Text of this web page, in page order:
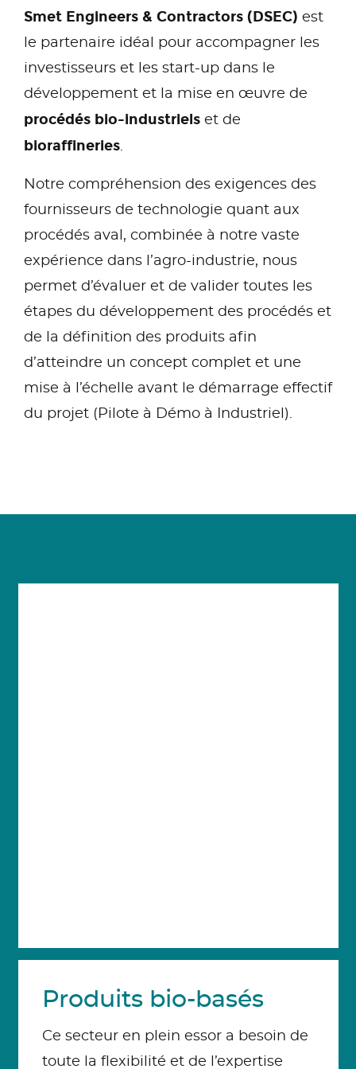
Smet Engineers & Contractors (DSEC) est
le partenaire idéal pour accompagner les
investisseurs et les start-up dans le
développement et la mise en œuvre de
procédés bio-industriels et de
bioraffineries
Notre compréhension des exigences des
fournisseurs de technologie quant aux
procédés aval, combinée à notre vaste
expérience dans l’agro-industrie, nous
permet d’évaluer et de valider toutes les
étapes du développement des procédés et
de la définition des produits afin
d’atteindre un concept complet et une
mise à l’échelle avant le démarrage effectif
du projet (Pilote à Démo à Industriel).
Produits bio-basés
Ce secteur en plein essor a besoin de
toute la flexibilité et de l’expertise